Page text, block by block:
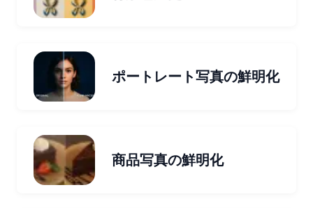
ポートレート写真の鮮明化
商品写真の鮮明化